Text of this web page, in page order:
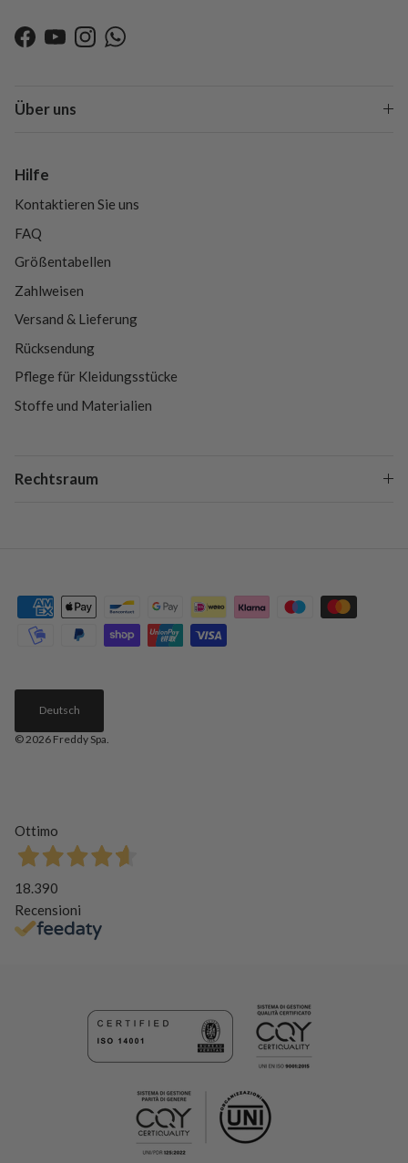
Facebook
YouTubeInstagramWhatsApp
Über uns
Hilfe
Kontaktieren Sie uns
FAQ
Größentabellen
Zahlweisen
Versand & Lieferung
Rücksendung
Pflege für Kleidungsstücke
Stoffe und Materialien
Rechtsraum
Deutsch
© 2026 Freddy Spa.
Ottimo
18.390
Recensioni